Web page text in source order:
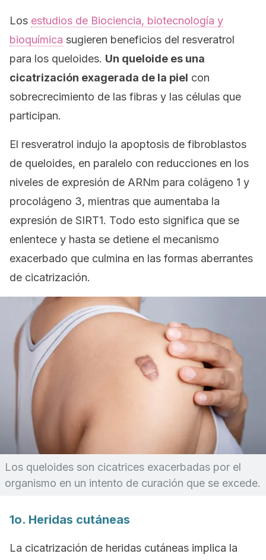
Los estudios de Biociencia, biotecnología y
bioquímica sugieren beneficios del resveratrol
para los queloides. Un queloide es una
cicatrización exagerada de la piel con
sobrecrecimiento de las fibras y las células que
participan.
El resveratrol indujo la apoptosis de fibroblastos
de queloides, en paralelo con reducciones en los
niveles de expresión de ARNm para colágeno 1 y
procolágeno 3, mientras que aumentaba la
expresión de SIRT1. Todo esto significa que se
enlentece y hasta se detiene el mecanismo
exacerbado que culmina en las formas aberrantes
de cicatrización.
Los queloides son cicatrices exacerbadas por el
organismo en un intento de curación que se excede.
1o. Heridas cutáneas
La cicatrización de heridas cutáneas implica la